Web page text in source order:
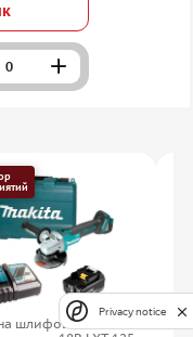
шлифовальная
Privacy notice